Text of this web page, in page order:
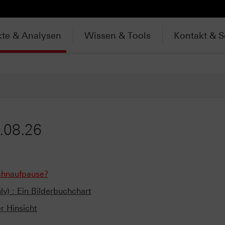
& Analysen Wissen & Tools Kontakt &
: Ein Bilderbuchchart
Hinsicht